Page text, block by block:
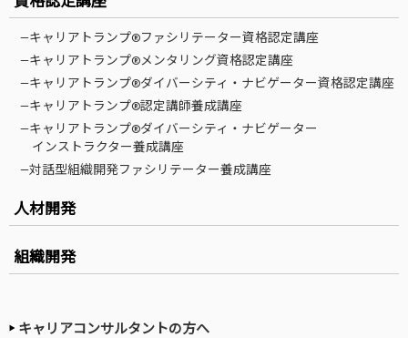
—キャリアトランプ®ファシリテーター資格認定講座
—キャリアトランプ®メンタリング資格認定講座
—キャリアトランプ®ダイバーシティ・ナビゲーター資格認定講座
—キャリアトランプ®認定講師養成講座
—キャリアトランプ®ダイバーシティ・ナビゲーター
インストラクター養成講座
—対話型組織開発ファシリテーター養成講座
人材開発
組織開発
キャリアコンサルタントの方へ